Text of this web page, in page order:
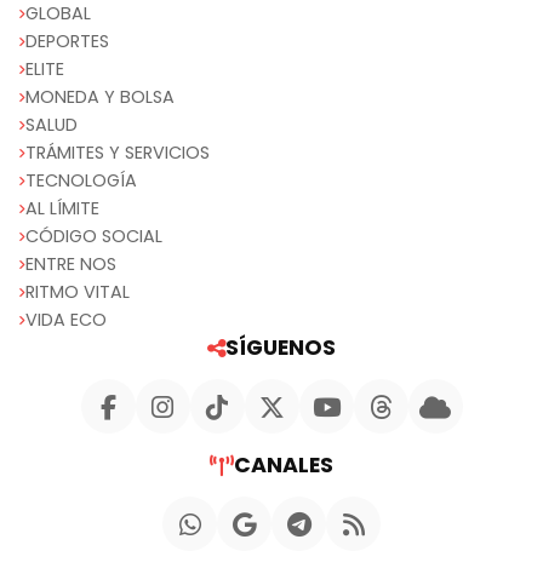
GLOBAL
DEPORTES
ELITE
MONEDA Y BOLSA
SALUD
TRÁMITES Y SERVICIOS
TECNOLOGÍA
AL LÍMITE
CÓDIGO SOCIAL
ENTRE NOS
RITMO VITAL
VIDA ECO
SÍGUENOS
CANALES